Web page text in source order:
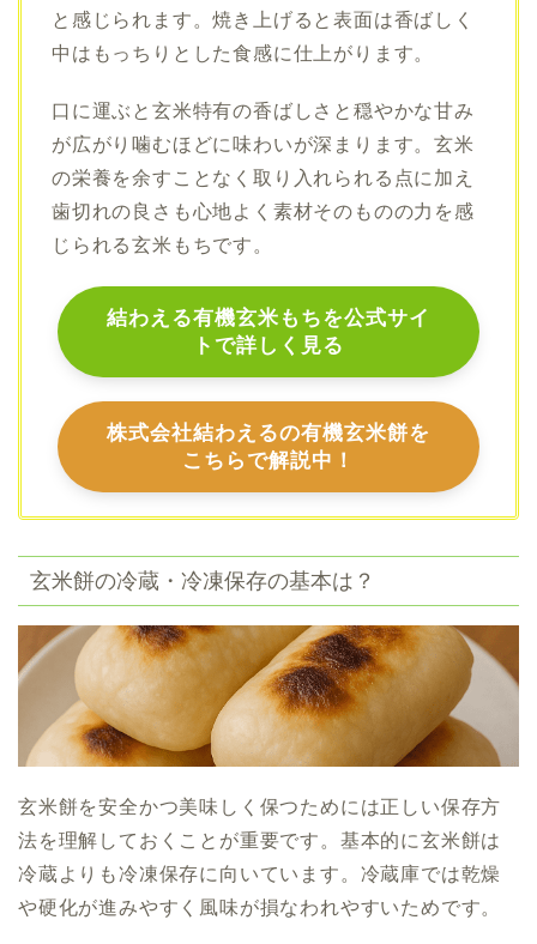
と感じられます。焼き上げると表面は香ばしく
中はもっちりとした食感に仕上がります。
口に運ぶと玄米特有の香ばしさと穏やかな甘み
が広がり噛むほどに味わいが深まります。玄米
の栄養を余すことなく取り入れられる点に加え
歯切れの良さも心地よく素材そのものの力を感
じられる玄米もちです。
結わえる有機玄米もちを公式サイ
トで詳しく見る
株式会社結わえるの有機玄米餅を
こちらで解説中！
玄米餅の冷蔵・冷凍保存の基本は？
玄米餅を安全かつ美味しく保つためには正しい保存方
法を理解しておくことが重要です。基本的に玄米餅は
冷蔵よりも冷凍保存に向いています。冷蔵庫では乾燥
や硬化が進みやすく風味が損なわれやすいためです。